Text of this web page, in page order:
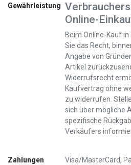
Gewährleistung
Online-
Beim Online-Kauf
Sie das Recht,
Angabe von
Artikel
Widerrufsrecht
Kaufvertrag ohne
zu widerrufen.
sich über mögliche
spezifische
Verkäufers
Zahlungen
Visa/MasterCard,